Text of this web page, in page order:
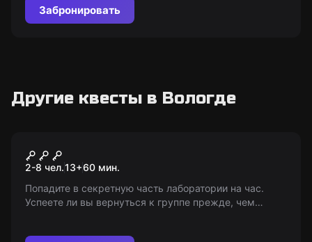
Забронировать
Другие квесты в Вологде
Лаборатория
2-8 чел.13+60 мин.
Попадите в секретную часть лаборатории на час.
Успеете ли вы вернуться к группе прежде, чем